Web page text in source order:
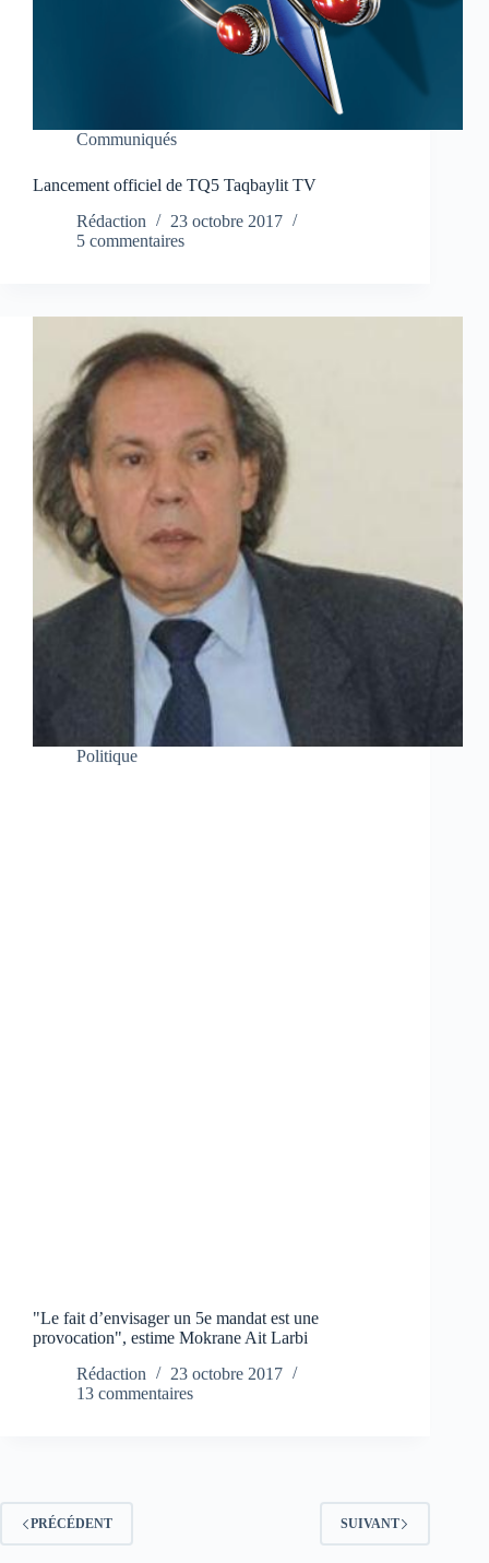
Communiqués
Lancement officiel de TQ5 Taqbaylit TV
Rédaction
23 octobre 2017
5 commentaires
Politique
"Le fait d’envisager un 5e mandat est une
provocation", estime Mokrane Ait Larbi
Rédaction
23 octobre 2017
13 commentaires
PRÉCÉDENT SUIVANT